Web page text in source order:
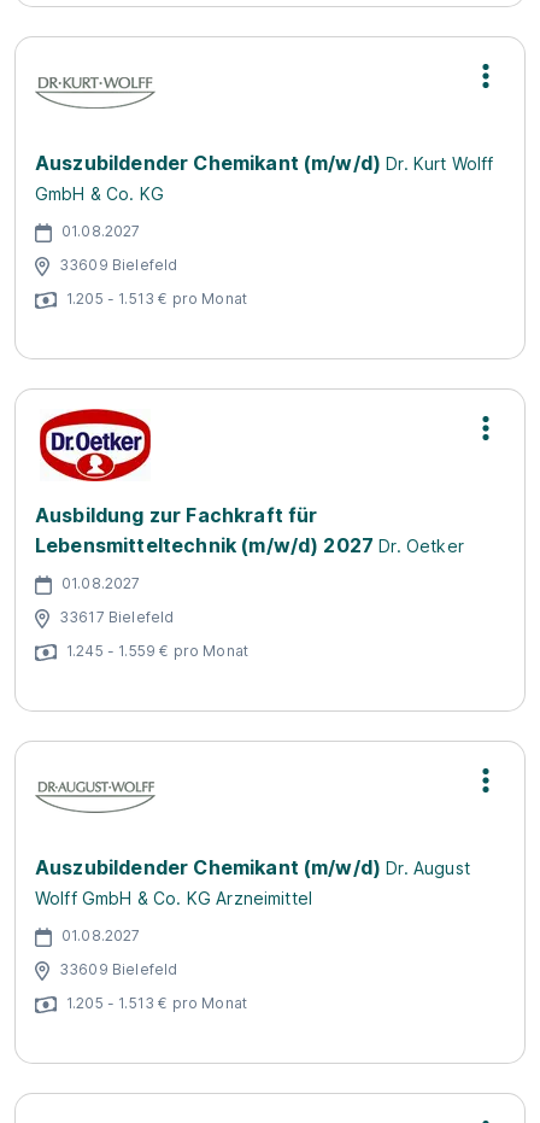
Auszubildender Chemikant (m/w/d) Dr. Kurt Wolff
GmbH & Co. KG
01.08.2027
33609 Bielefeld
1.205 - 1.513 € pro Monat
Ausbildung zur Fachkraft für
Lebensmitteltechnik (m/w/d) 2027 Dr. Oetker
01.08.2027
33617 Bielefeld
1.245 - 1.559 € pro Monat
Auszubildender Chemikant (m/w/d) Dr. August
Wolff GmbH & Co. KG Arzneimittel
01.08.2027
33609 Bielefeld
1.205 - 1.513 € pro Monat